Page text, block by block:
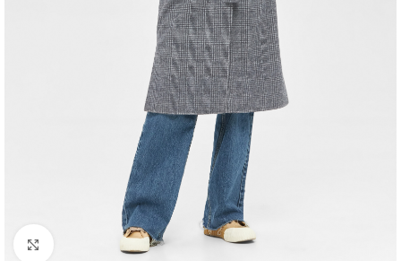
Click to enlarge